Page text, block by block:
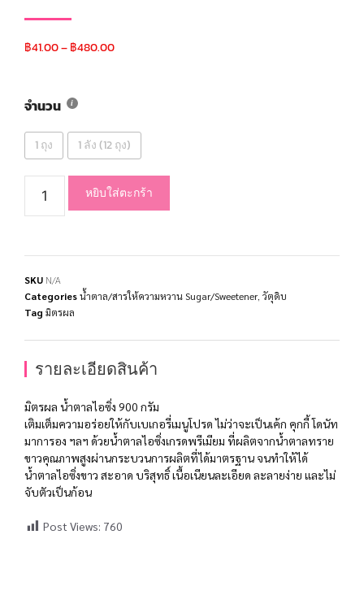
฿41.00–฿480.00
จำนวน
1 ถุง 1 ลัง (12 ถุง)
หยิบใส่ตะกร้า
SKU N/A
Categoriesน้ำตาล/สารให้ความหวาน Sugar/Sweetener, วัตุดิบ
Tag มิตรผล
รายละเอียดสินค้า
มิตรผล น้ำตาลไอซิ่ง 900 กรัม
เติมเต็มความอร่อยให้กับเบเกอรี่เมนูโปรด ไม่ว่าจะเป็นเค้ก คุกกี้ โดนัท
มาการอง ฯลฯ ด้วยน้ำตาลไอซิ่งเกรดพรีเมียม ที่ผลิตจากน้ำตาลทราย
ขาวคุณภาพสูงผ่านกระบวนการผลิตที่ได้มาตรฐาน จนทำให้ได้
น้ำตาลไอซิ่งขาว สะอาด บริสุทธิ์ เนื้อเนียนละเอียด ละลายง่าย และไม่
จับตัวเป็นก้อน
Post Views: 760